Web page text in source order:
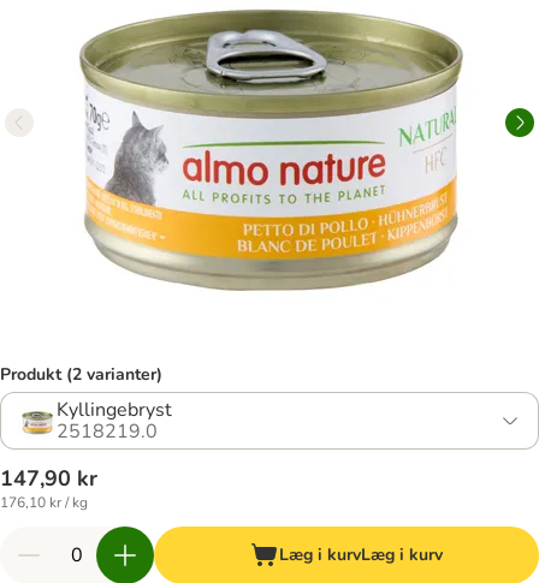
Produkt (2 varianter)
Kyllingebryst
2518219.0
147,90 kr
176,10 kr / kg
Læg i kurvLæg i kurv